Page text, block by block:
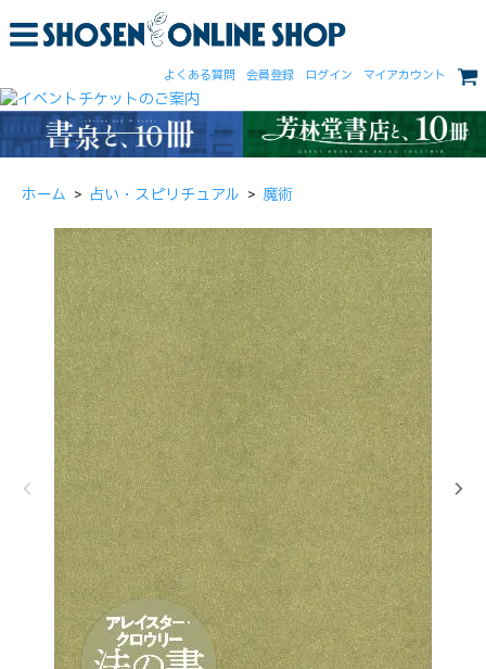
よくある質問 会員登録 ログイン マイアカウント
ホーム > 占い・スピリチュアル > 魔術